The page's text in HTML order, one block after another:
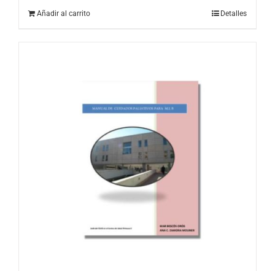
Añadir al carrito Detalles